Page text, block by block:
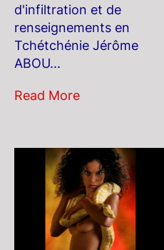
d'infiltration et de
renseignements en
Tchétchénie Jérôme
ABOU...
Read More